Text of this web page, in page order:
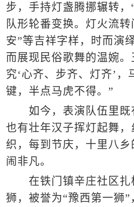
步，手持灯盏腾挪辗转
队形轮番变换。灯火流
安”等吉祥字样，时而演
而展现民俗歌舞的温婉
究‘心齐、步齐、灯齐’
键，半点马虎不得。”
如今，表演队伍里既
也有壮年汉子挥灯起舞
织，每到节庆，十里八
闹非凡。
在铁门镇辛庄社区扎
狮，被誉为“豫西第一狮